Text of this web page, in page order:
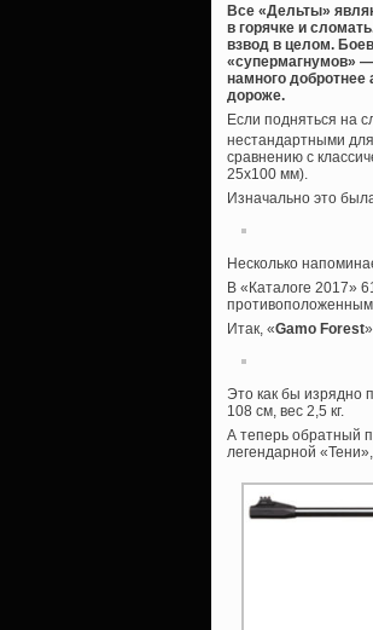
Все «Дельты»
в горячке и
взвод в целом.
«супермагнумов»
намного добротнее
дороже.
Если подняться на
нестандартными
сравнению с
25х100 мм).
Изначально это
Несколько
В «Каталоге 2017»
Итак, «Gamo Forest
Это как бы изрядно
108 см, вес 2,5 кг.
А теперь обратный
легендарной